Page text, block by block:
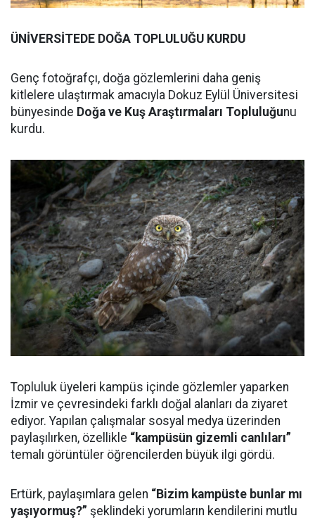
ÜNİVERSİTEDE DOĞA TOPLULUĞU KURDU
Genç fotoğrafçı, doğa gözlemlerini daha geniş
kitlelere ulaştırmak amacıyla Dokuz Eylül Üniversitesi
bünyesinde Doğa ve Kuş Araştırmaları Topluluğunu
kurdu.
Topluluk üyeleri kampüs içinde gözlemler yaparken
İzmir ve çevresindeki farklı doğal alanları da ziyaret
ediyor. Yapılan çalışmalar sosyal medya üzerinden
paylaşılırken, özellikle “kampüsün gizemli canlıları”
temalı görüntüler öğrencilerden büyük ilgi gördü.
Ertürk, paylaşımlara gelen “Bizim kampüste bunlar mı
yaşıyormuş?” şeklindeki yorumların kendilerini mutlu